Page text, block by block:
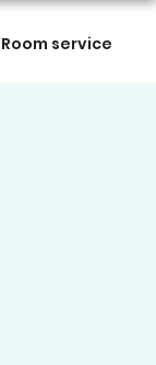
Room service